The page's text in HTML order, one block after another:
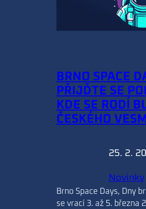
BRNO SPACE
PŘIJĎTE SE
KDE SE RODÍ
ČESKÉHO
25. 2.
Novinky
Brno Space Days, Dny
se vrací 3. až 5. března